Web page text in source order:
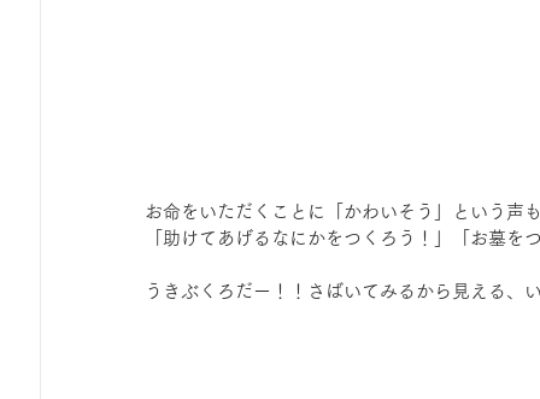
お命をいただくことに「かわいそう」という声
「助けてあげるなにかをつくろう！」「お墓を
うきぶくろだー！！さばいてみるから見える、